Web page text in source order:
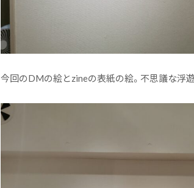
今回のDMの絵とzineの表紙の絵。不思議な浮